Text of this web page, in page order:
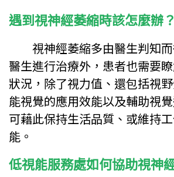
遇到視神經萎縮時該怎麼辦？
視神經萎縮多由醫生判知而
醫生進行治療外，患者也需要
狀況，除了視力值、還包括視
能視覺的應用效能以及輔助視覺
可藉此保持生活品質、或維持
能。
低視能服務處如何協助視神